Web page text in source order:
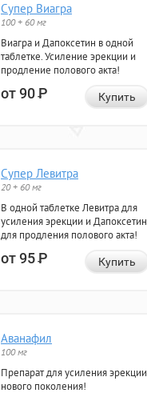
Супер Виагра
100 + 60 мг
Виагра и Дапоксетин в одной
таблетке. Усиление эрекции и
продление полового акта!
от 90Р Купить
Супер Левитра
20 + 60 мг
В одной таблетке Левитра для
усиления эрекции и Дапоксетин
для продления полового акта!
от 95Р Купить
Аванафил
100 мг
Препарат для усиления эрекции
нового поколения!